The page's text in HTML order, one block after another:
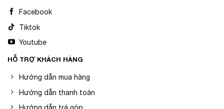
Facebook
Tiktok
Youtube
HỖ TRỢ KHÁCH HÀNG
Hướng dẫn mua hàng
Hướng dẫn thanh toán